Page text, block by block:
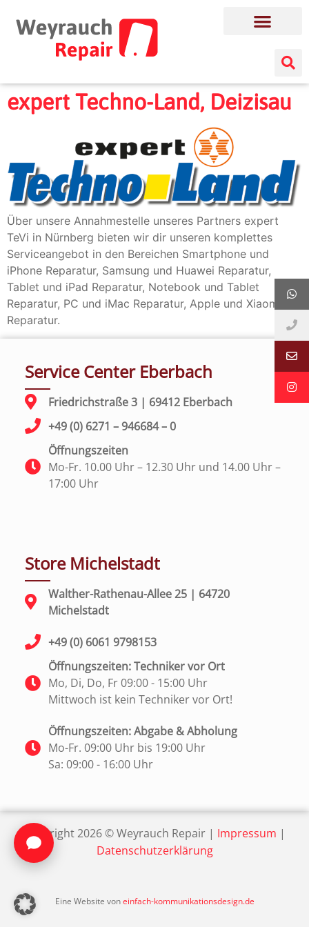
expert Techno-Land, Deizisau
Über unsere Annahmestelle unseres Partners expert
TeVi in Nürnberg bieten wir dir unseren komplettes
Serviceangebot in den Bereichen Smartphone und
iPhone Reparatur, Samsung und Huawei Reparatur,
Tablet und iPad Reparatur, Notebook und Tablet
Reparatur, PC und iMac Reparatur, Apple und Xiaomi
Reparatur.
Service Center Eberbach
Friedrichstraße 3 | 69412 Eberbach
+49 (0) 6271 – 946684 – 0
Öffnungszeiten
Mo-Fr. 10.00 Uhr – 12.30 Uhr und 14.00 Uhr –
17:00 Uhr
Store Michelstadt
Walther-Rathenau-Allee 25 | 64720
Michelstadt
+49 (0) 6061 9798153
Öffnungszeiten: Techniker vor Ort
Mo, Di, Do, Fr 09:00 - 15:00 Uhr
Mittwoch ist kein Techniker vor Ort!
Öffnungszeiten: Abgabe & Abholung
Mo-Fr. 09:00 Uhr bis 19:00 Uhr
Sa: 09:00 - 16:00 Uhr
Copyright2026 ©Weyrauch Repair | Impressum |
Datenschutzerklärung
Eine Website voneinfach-kommunikationsdesign.de